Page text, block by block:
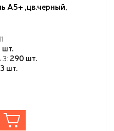
А5+ ,цв.черный,
шт.
290 шт.
3 шт.